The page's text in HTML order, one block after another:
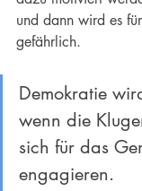
und dann wird es
gefährlich.
Demokratie
wenn die
sich für das
engagieren.